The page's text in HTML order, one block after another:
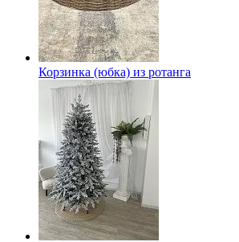
Корзинка (юбка) из ротанга